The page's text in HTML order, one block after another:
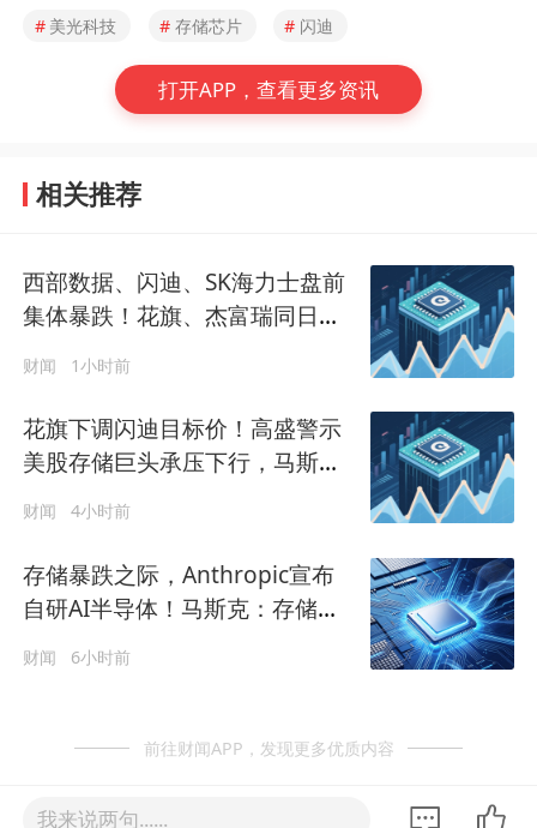
# 美光科技 # 存储芯片 # 闪迪
打开APP，查看更多资讯
相关推荐
西部数据、闪迪、SK海力士盘前
集体暴跌！花旗、杰富瑞同日下
调闪迪目标价
财闻 1小时前
花旗下调闪迪目标价！高盛警示
美股存储巨头承压下行，马斯克
逆势唱多
财闻 4小时前
存储暴跌之际，Anthropic宣布
自研AI半导体！马斯克：存储需
求增速是供应的10倍
财闻 6小时前
前往财闻APP，发现更多优质内容
我来说两句......